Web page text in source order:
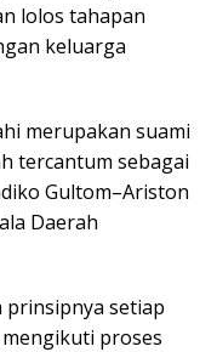
lolos tahapan
keluarga
merupakan suami
tercantum sebagai
Gultom–Ariston
Daerah
prinsipnya setiap
proses